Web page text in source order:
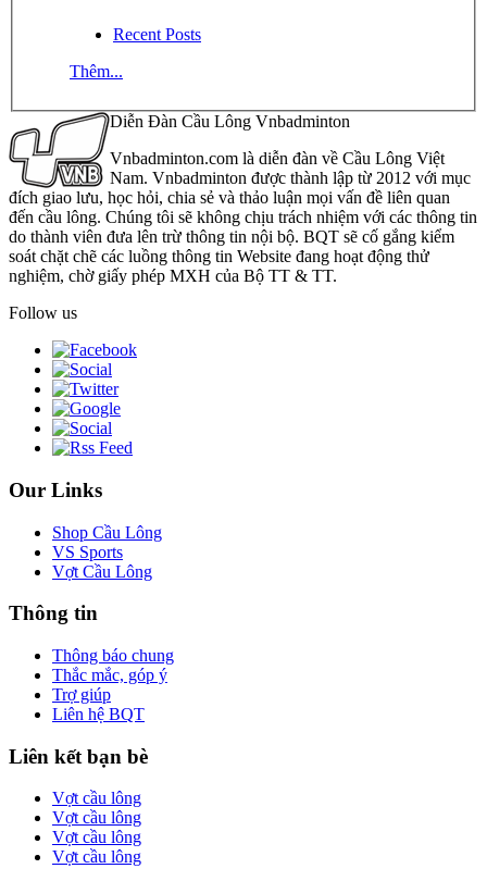
Recent Posts
Thêm...
Diễn Đàn Cầu Lông Vnbadminton
Vnbadminton.com là diễn đàn về Cầu Lông Việt
Nam. Vnbadminton được thành lập từ 2012 với mục
đích giao lưu, học hỏi, chia sẻ và thảo luận mọi vấn đề liên quan
đến cầu lông. Chúng tôi sẽ không chịu trách nhiệm với các thông tin
do thành viên đưa lên trừ thông tin nội bộ. BQT sẽ cố gắng kiểm
soát chặt chẽ các luồng thông tin Website đang hoạt động thử
nghiệm, chờ giấy phép MXH của Bộ TT & TT.
Follow us
Our Links
Shop Cầu Lông
VS Sports
Vợt Cầu Lông
Thông tin
Thông báo chung
Thắc mắc, góp ý
Trợ giúp
Liên hệ BQT
Liên kết bạn bè
Vợt cầu lông
Vợt cầu lông
Vợt cầu lông
Vợt cầu lông